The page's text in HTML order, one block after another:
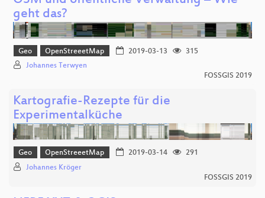
geht das?
Geo OpenStreeetMap 2019-03-13
315
Johannes Terwyen
FOSSGIS 2019
Kartografie-Rezepte für die
Experimentalküche
Geo OpenStreeetMap 2019-03-14
291
Johannes Kröger
FOSSGIS 2019